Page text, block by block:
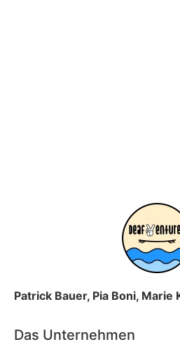
Patrick Bauer, Pia Boni, Marie
Das Unternehmen